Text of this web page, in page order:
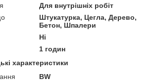
Для внутрішніх робіт
Штукатурка, Цегла, Дерево,
Бетон, Шпалери
Ні
1 годин
характеристики
BW